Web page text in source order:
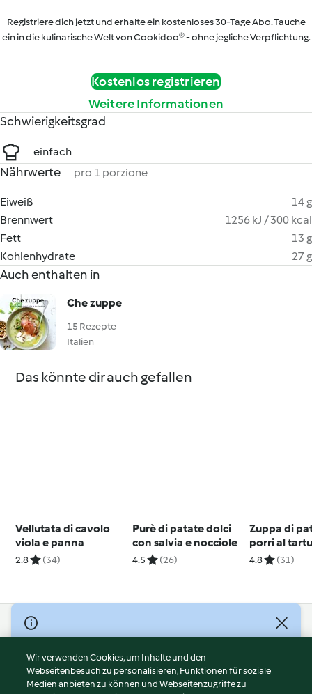
Registriere dich jetzt und erhalte ein kostenloses 30-Tage Abo. Tauche
ein in die kulinarische Welt von Cookidoo® - ohne jegliche Verpflichtung.
Kostenlos registrieren
Weitere Informationen
Schwierigkeitsgrad
einfach
Nährwerte pro 1 porzione
Eiweiß
14 g
Brennwert
1256 kJ / 300 kcal
Fett
13 g
Kohlenhydrate
27 g
Auch enthalten in
Che zuppe
15 Rezepte
Italien
Das könnte dir auch gefallen
Vellutata di cavolo
viola e panna
2.8 (34)
Purè di patate dolci
con salvia e nocciole
4.5 (26)
Zuppa di
porri al
(vegan)
4.8 (31)
© Copyright 2026
Nutzungsbedingungen
Datenschutzrichtlinien
Wir verwenden Cookies, um Inhalte und den
Webseitenbesuch zu personalisieren, Funktionen für soziale
Medien anbieten zu können und Webseitenzugriffe zu